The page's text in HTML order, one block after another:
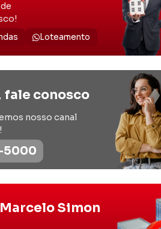
Loteamento
fale conosco
nosso canal
5000
Marcelo Simon